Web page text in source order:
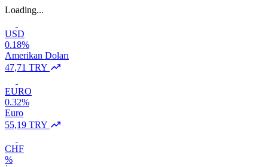
Loading...
USD
0.18%
Amerikan Doları
47,71 TRY
EURO
0.32%
Euro
55,19 TRY
CHF
%